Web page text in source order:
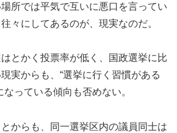
所では平気で互いに悪口を言ってい
々にしてあるのが、現実なのだ。
とかく投票率が低く、国政選挙に比
実からも、“選挙に行く習慣がある
っている傾向も否めない。
からも、同一選挙区内の議員同士は